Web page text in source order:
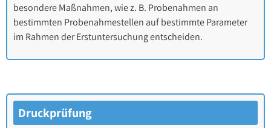
besondere Maßnahmen, wie z. B. Probenahmen an
bestimmten Probenahmestellen auf bestimmte Parameter
im Rahmen der Erstuntersuchung entscheiden.
Druckprüfung